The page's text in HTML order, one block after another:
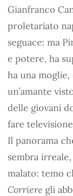
Gianfranco
proletariato
seguace: ma
e potere, ha
ha una
un’amante
delle giovani
fare
Il panorama
sembra
malato: temo
Corriere gli